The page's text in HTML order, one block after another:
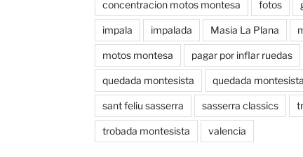
concentracion motos montesa fotos
impala impalada Masia La Plana
motos montesa pagar por inflar ruedas
quedada montesista quedada
sant feliu sasserra sasserra classics
trobada montesista valencia